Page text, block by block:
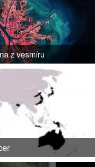
z vesmíru